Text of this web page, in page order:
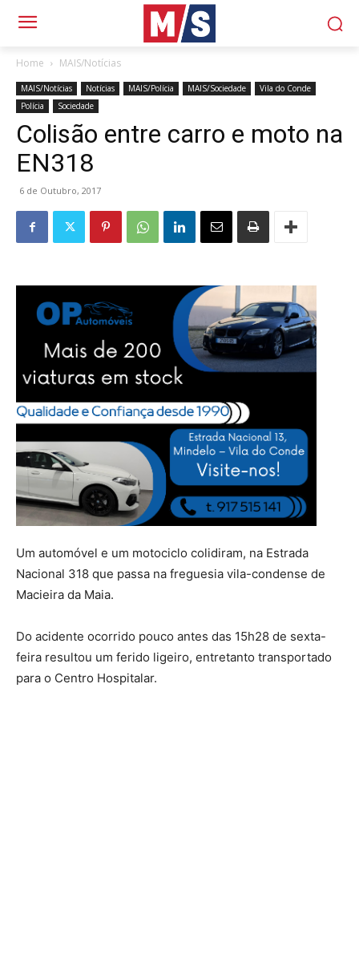
Home MAIS/Notícias
MAIS/Notícias Notícias MAIS/Polícia MAIS/Sociedade
Vila do Conde
Polícia
Sociedade
Colisão entre carro e moto na
EN318
6 de Outubro, 2017
Um automóvel e um motociclo colidiram, na Estrada
Nacional 318 que passa na freguesia vila-condense de
Macieira da Maia.
Do acidente ocorrido pouco antes das 15h28 de sexta-
feira resultou um ferido ligeiro, entretanto transportado
para o Centro Hospitalar.